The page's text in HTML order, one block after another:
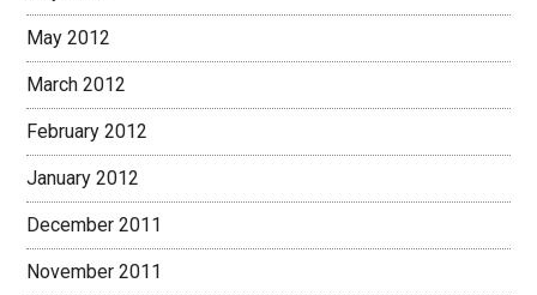
May 2012
March 2012
February 2012
January 2012
December 2011
November 2011